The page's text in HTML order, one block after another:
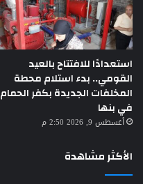
استعدادًا للافتتاح بالعيد
القومي.. بدء استلام محطة
المخلفات الجديدة بكفر الحمام
في بنها
أغسطس 9, 2026 2:50 م
الأكثر مشاهدة